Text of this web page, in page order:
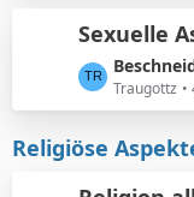
e
t
g
t
e
B
e
t
Sexuelle
L
e
t
z
t
e
Traugottz
Religiöse